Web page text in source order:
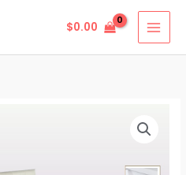
$0.00